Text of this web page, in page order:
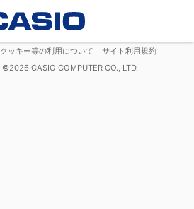
クッキー等の利用について
サイト利用規約
©2026 CASIO COMPUTER CO., LTD.